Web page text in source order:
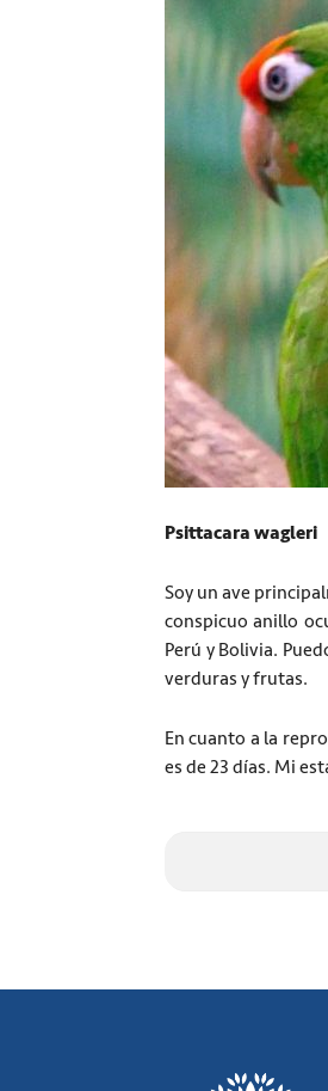
Psittacara wagleri
Soy un ave
conspicuo anillo
Perú y Bolivia.
verduras y frutas.
En cuanto a la
es de 23 días. Mi